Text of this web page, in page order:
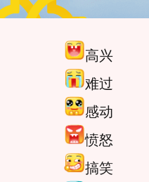
高兴
难过
感动
愤怒
搞笑